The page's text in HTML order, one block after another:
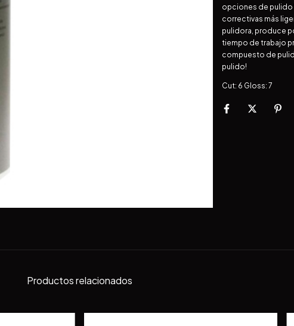
opciones de pulido
correctivas más
pulidora, produce
tiempo de trabajo
compuesto de
pulido!
Cut: 6 Gloss: 7
Productos relacionados